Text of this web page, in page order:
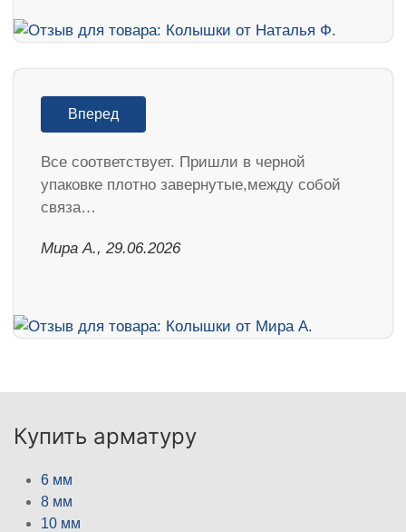
Вперед
Все соответствует. Пришли в черной
упаковке плотно завернутые,между собой
связа…
Мира А., 29.06.2026
Купить арматуру
6 мм
8 мм
10 мм